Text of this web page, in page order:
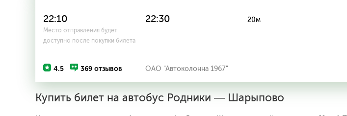
22:10
Место отправления будет
доступно после покупки билета
22:30 20м
4.5 369 отзывов ОАО "Автоколонна 1967"
Купить билет на автобус Родники — Шарыпово